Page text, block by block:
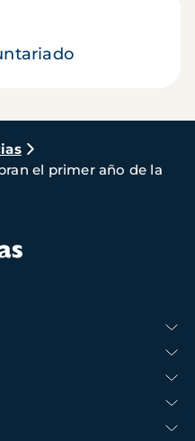
el primer año de la